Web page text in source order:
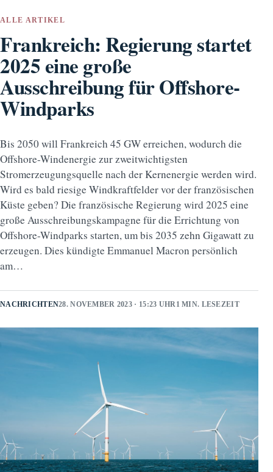
ALLE ARTIKEL
Frankreich: Regierung startet
2025 eine große
Ausschreibung für Offshore-
Windparks
Bis 2050 will Frankreich 45 GW erreichen, wodurch die
Offshore-Windenergie zur zweitwichtigsten
Stromerzeugungsquelle nach der Kernenergie werden wird.
Wird es bald riesige Windkraftfelder vor der französischen
Küste geben? Die französische Regierung wird 2025 eine
große Ausschreibungskampagne für die Errichtung von
Offshore-Windparks starten, um bis 2035 zehn Gigawatt zu
erzeugen. Dies kündigte Emmanuel Macron persönlich
am…
NACHRICHTEN28. NOVEMBER 2023 · 15:23 UHR 1 MIN. LESEZEIT